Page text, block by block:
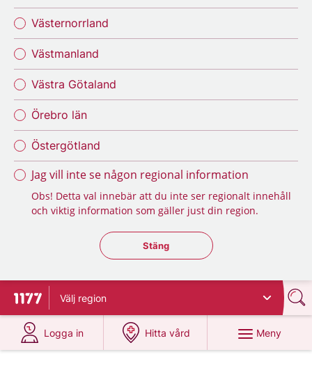
Västernorrland
Västmanland
Västra Götaland
Örebro län
Östergötland
Jag vill inte se någon regional information
Obs! Detta val innebär att du inte ser regionalt innehåll
och viktig information som gäller just din region.
Stäng regionsväljaren
Stäng
Till startsidan för 1177
Välj region
Logga in
på 1177.se
Hitta vård
på 1177.se
Meny